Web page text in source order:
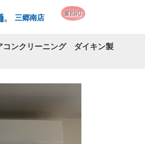
三郷南店
コンクリーニング ダイキン製